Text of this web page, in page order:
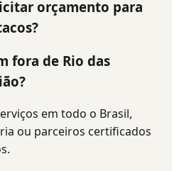
orçamento para
fora de Rio das
em todo o Brasil,
ou parceiros certificados